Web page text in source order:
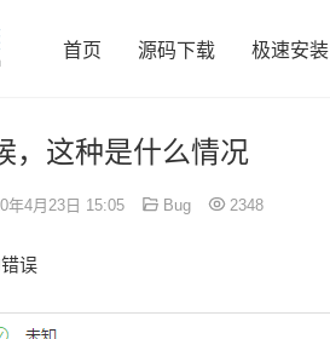
首页 源码下载 极速安装
，这种是什么情况
年4月23日 15:05 Bug 2348
误